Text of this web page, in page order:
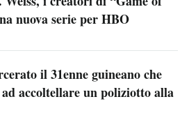
nuova serie per HBO
il 31enne guineano che
accoltellare un poliziotto alla